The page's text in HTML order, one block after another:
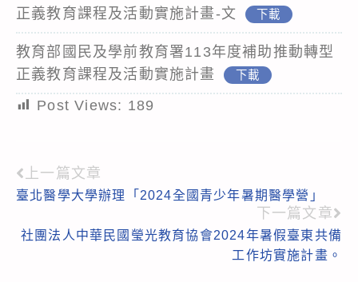
正義教育課程及活動實施計畫-文
下載
教育部國民及學前教育署113年度補助推動轉型
正義教育課程及活動實施計畫
下載
Post Views: 189
Read
more
articles
上一篇文章
臺北醫學大學辦理「2024全國青少年暑期醫學營」
下一篇文章
社團法人中華民國瑩光教育協會2024年暑假臺東共備
工作坊實施計畫。